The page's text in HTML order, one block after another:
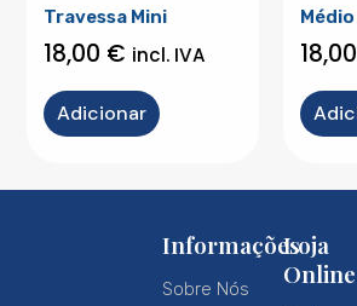
Travessa Mini
18,00 € incl. IVA
Adicionar
18,00
Informações
Sobre Nós
Loja
Online